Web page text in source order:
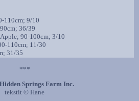
110cm; 9/10
36/39
90-100cm; 3/10
110cm; 11/30
31/35
***
Hidden Springs Farm Inc.
tekstit © Hane